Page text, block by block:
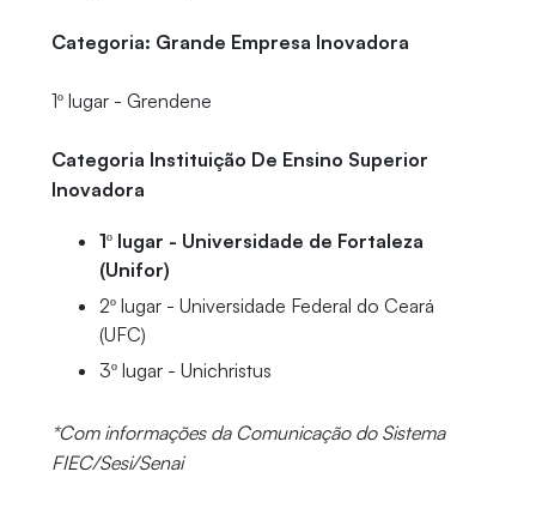
Categoria: Grande Empresa Inovadora
1º lugar - Grendene
Categoria Instituição De Ensino Superior
Inovadora
1º lugar - Universidade de Fortaleza
(Unifor)
2º lugar - Universidade Federal do Ceará
(UFC)
3º lugar - Unichristus
*Com informações da Comunicação do Sistema
FIEC/Sesi/Senai